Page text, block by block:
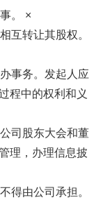
。 ×
互转让其股权。
事务。发起人应
程中的权利和义
司股东大会和董
理，办理信息披
得由公司承担。